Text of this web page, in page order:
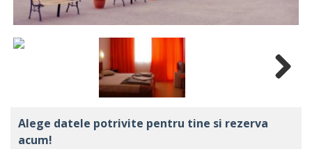
Alege datele potrivite pentru tine si rezerva
acum!